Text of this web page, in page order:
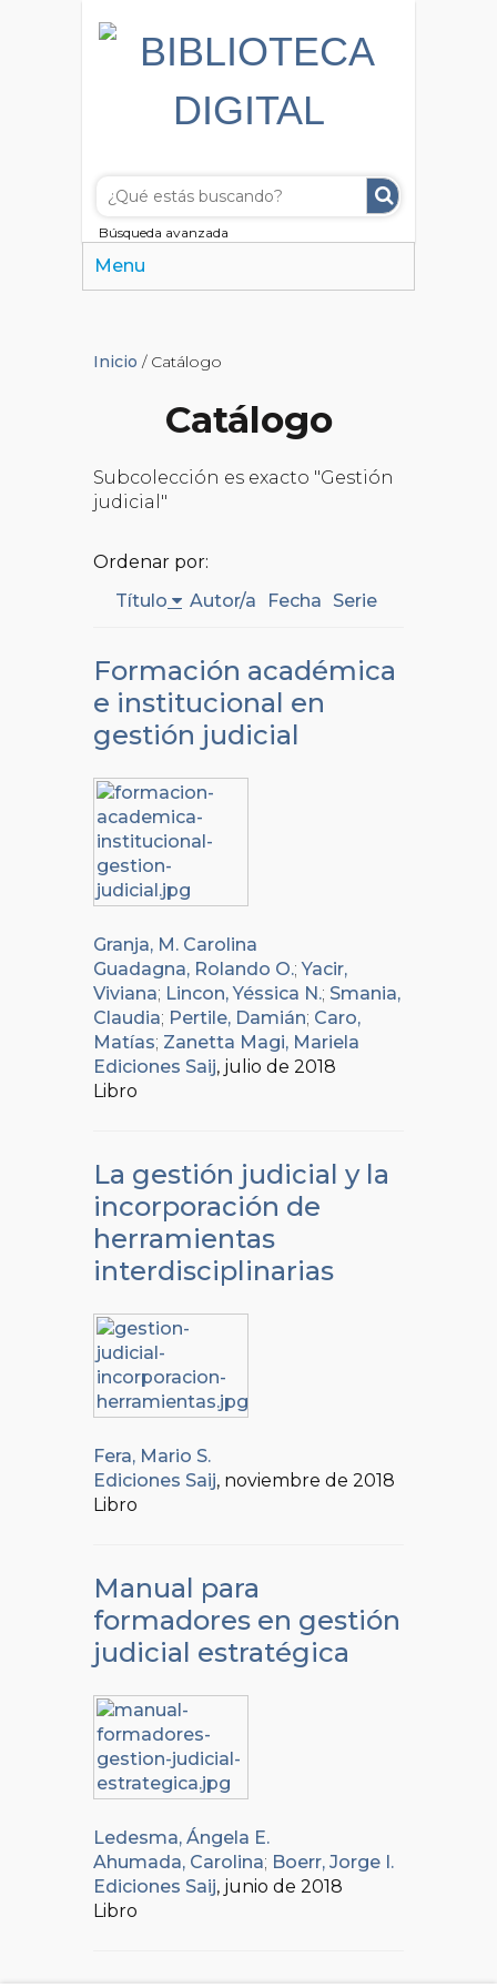
Búsqueda avanzada
Menu
Inicio / Catálogo
Catálogo
Subcolección es exacto "Gestión
judicial"
Ordenar por:
Título
Autor/a Fecha Serie
Formación académica
e institucional en
gestión judicial
Granja, M. Carolina
Guadagna, Rolando O.;Yacir,
Viviana; Lincon, Yéssica N.; Smania,
Claudia; Pertile, Damián; Caro,
Matías; Zanetta Magi, Mariela
Ediciones Saij, julio de 2018
Libro
La gestión judicial y la
incorporación de
herramientas
interdisciplinarias
Fera, Mario S.
Ediciones Saij, noviembre de 2018
Libro
Manual para
formadores en gestión
judicial estratégica
Ledesma, Ángela E.
Ahumada, Carolina; Boerr, Jorge I.
Ediciones Saij, junio de 2018
Libro